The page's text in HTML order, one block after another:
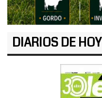
DIARIOS DE HOY